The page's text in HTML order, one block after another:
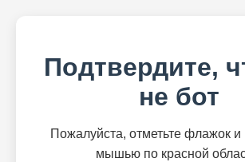
Подтвердите,
не бот
Пожалуйста, отметьте флажок и
мышью по красной